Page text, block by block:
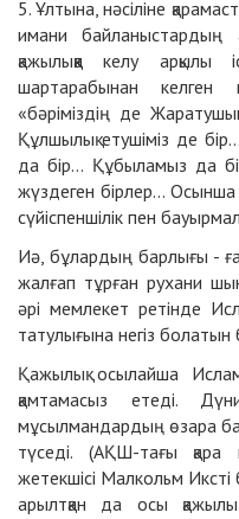
5. Ұлтына, нәсіліне
имани байланыстардың
қажылыққа келу
шартарабынан
«бәріміздің де
Құлшылық етушіміз де
да бір... Құбыламыз да
жүздеген бірлер... Осынша
сүйіспеншілік пен
Иә, бұлардың барлығы -
жалғап тұрған рухани
әрі мемлекет ретінде
татулығына негіз
Қажылық осылайша
қамтамасыз етеді.
мұсылмандардың өзара
түседі. (АҚШ-тағы қара
жетекшісі Малкольм Иксті
арылтқан да осы